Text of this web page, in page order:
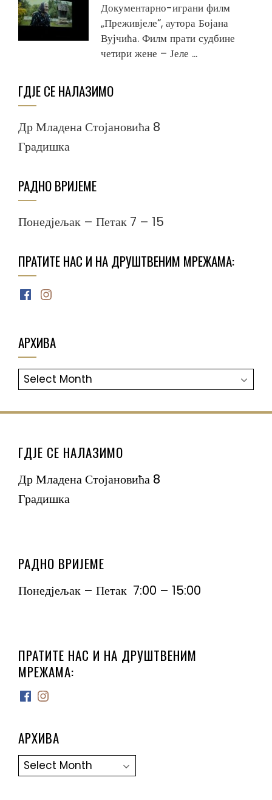
Документарно-играни филм
„Преживјеле“, аутора Бојана
Вујчића. Филм прати судбине
четири жене – Јеле ...
ГДЈЕ СЕ НАЛАЗИМО
Др Младена Стојановића 8
Градишка
РАДНО ВРИЈЕМЕ
Понедјељак – Петак 7 – 15
ПРАТИТЕ НАС И НА ДРУШТВЕНИМ МРЕЖАМА:
Facebook
Instagram
АРХИВА
АРХИВА
ГДЈЕ СЕ НАЛАЗИМО
Др Младена Стојановића 8
Градишка
РАДНО ВРИЈЕМЕ
Понедјељак – Петак 7:00 – 15:00
ПРАТИТЕ НАС И НА ДРУШТВЕНИМ
МРЕЖАМА:
Facebook
Instagram
АРХИВА
Архива